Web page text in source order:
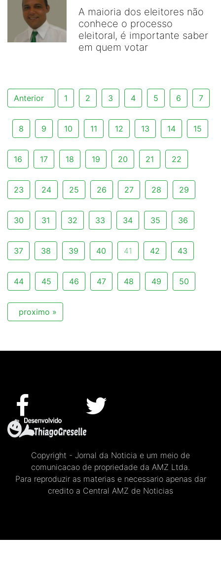
A maioria dos eleitores não
conhece o processo
eleitoral, é importante saber
em quem votar
Anterior 1 2 3 4 5 6 7
8 9 10 11 12 13 14 15
16 17 18 19 20 21 22
23 24 25 26 27 28 29
30 31 32 33 34 35 36
37 38 39 40 41 42 43
44 45 46 47 48 49 50
proximo »
Copyright - Jornal da Noticia e um meio de
comunicacao de propriedade da AMZ Ltda.
Para reproduzir as materias e necessario apenas dar
credito a Central AMZ de Noticias